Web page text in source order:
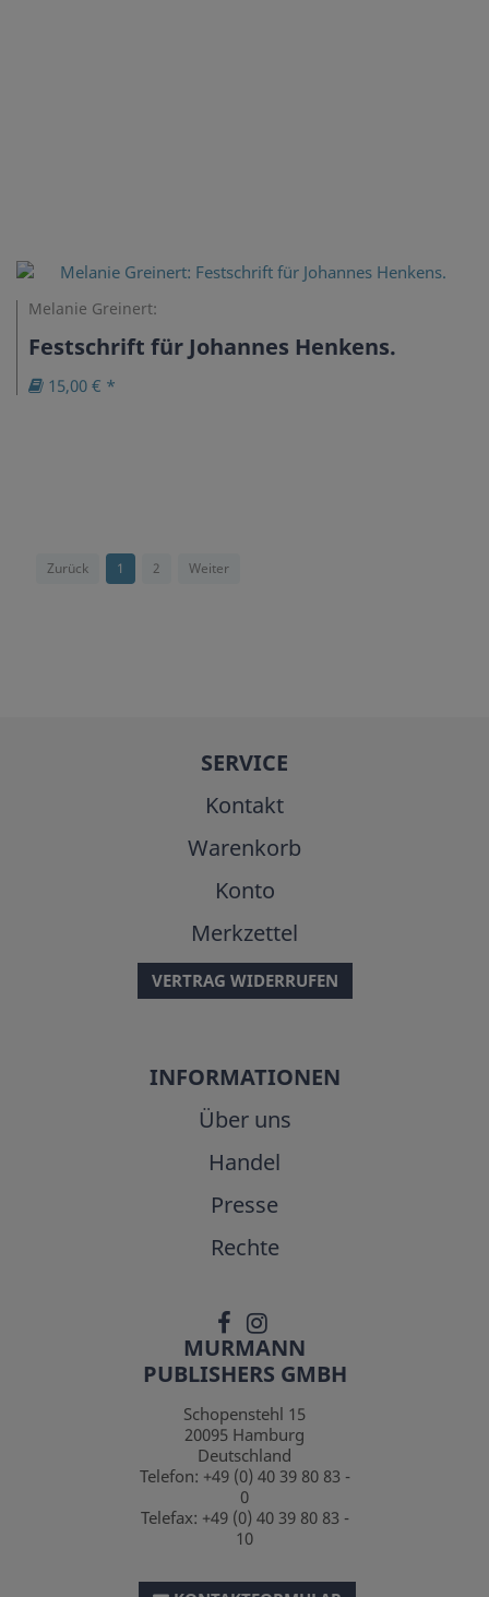
Melanie Greinert:
Festschrift für Johannes Henkens.
15,00 € *
Zurück 1 2 Weiter
SERVICE
Kontakt
Warenkorb
Konto
Merkzettel
VERTRAG WIDERRUFEN
INFORMATIONEN
Über uns
Handel
Presse
Rechte
MURMANN
PUBLISHERS GMBH
Schopenstehl 15
20095 Hamburg
Deutschland
Telefon: +49 (0) 40 39 80 83 -
0
Telefax: +49 (0) 40 39 80 83 -
10